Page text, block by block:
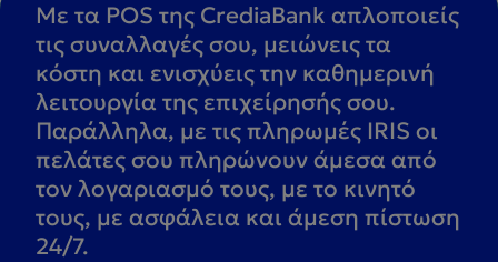
Με τα POS της CrediaBank απλοποιείς
τις συναλλαγές σου, μειώνεις τα
κόστη και ενισχύεις την καθημερινή
λειτουργία της επιχείρησής σου.
Παράλληλα, με τις πληρωμές IRIS οι
πελάτες σου πληρώνουν άμεσα από
τον λογαριασμό τους, με το κινητό
τους, με ασφάλεια και άμεση πίστωση
24/7.